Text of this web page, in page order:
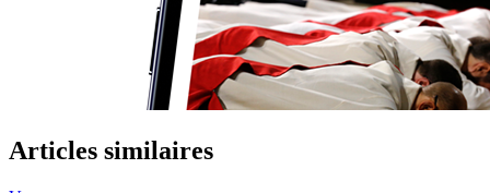
Articles similaires